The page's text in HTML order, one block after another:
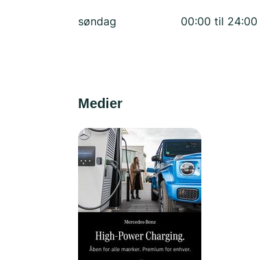
søndag 00:00 til 24:00
Medier